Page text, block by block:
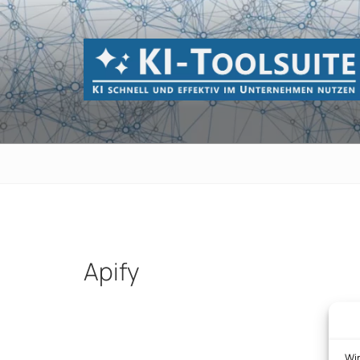
Zum
Inhalt
springen
KI-
KI schnell und effektiv im Unternehmen
Apify